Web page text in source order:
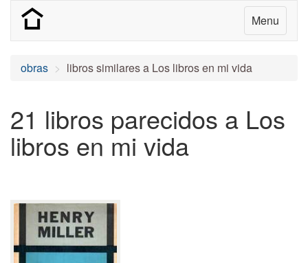
Menu
obras libros similares a Los libros en mi vida
21 libros parecidos a Los
libros en mi vida